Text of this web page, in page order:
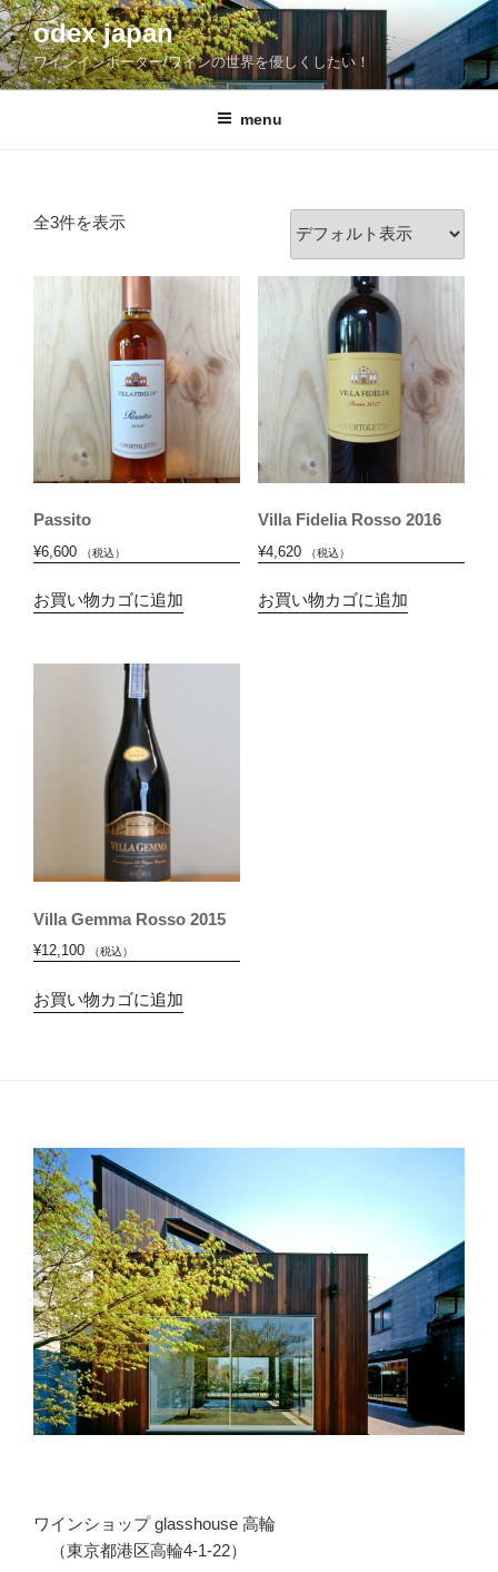
コ
ン
テ
ン
odex japan
ワインインポーター/ワインの世界を優しくしたい！
menu
全3件を表示
Passito
¥6,600 （税込）
お買い物カゴに追加
Villa Fidelia Rosso 2016
¥4,620 （税込）
お買い物カゴに追加
Villa Gemma Rosso 2015
¥12,100 （税込）
お買い物カゴに追加
ワインショップ glasshouse 高輪
（東京都港区高輪4-1-22）